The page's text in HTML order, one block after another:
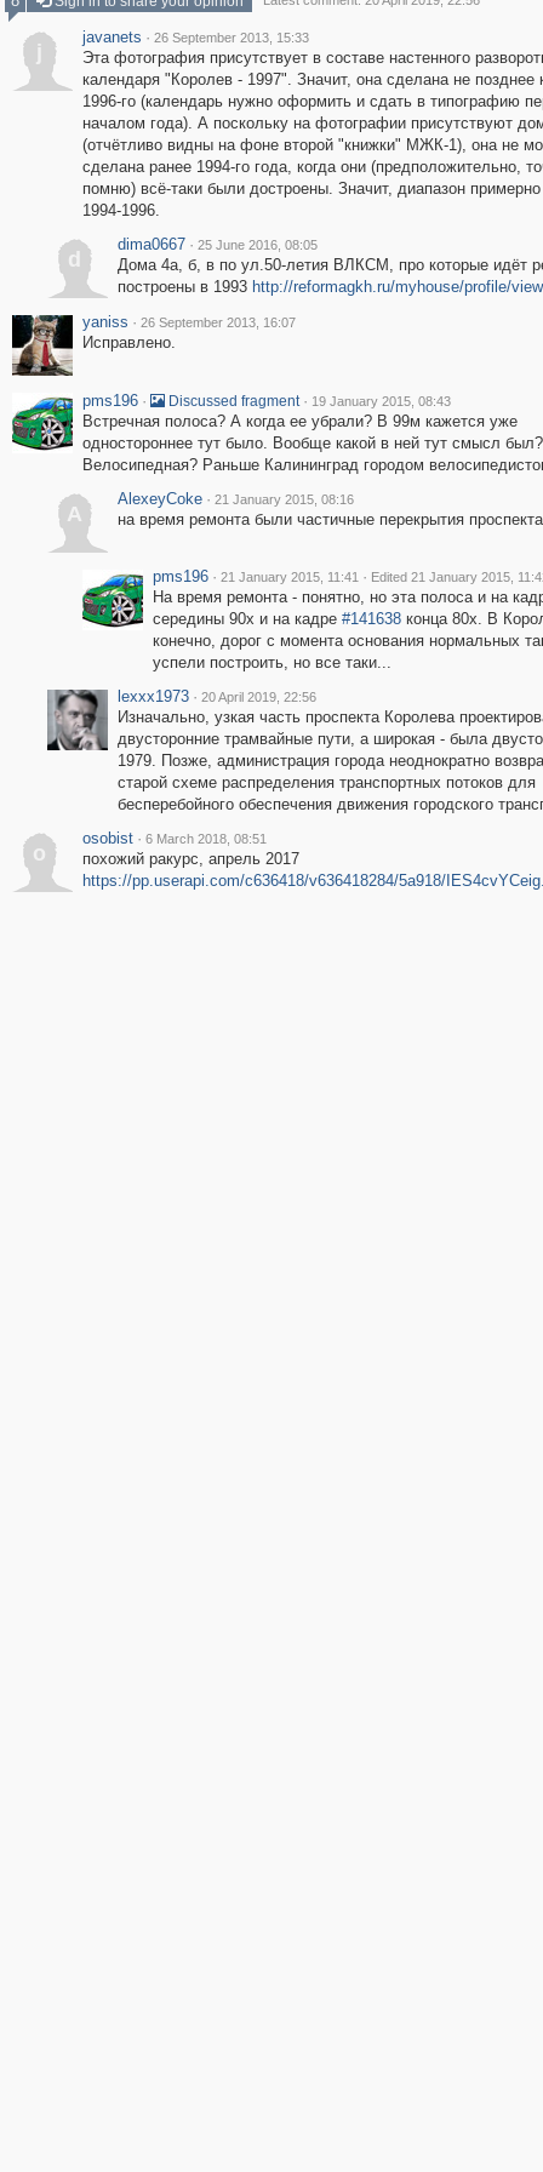
j
javanets · 26 September 2013, 15:33
Эта фотография присутствует в составе настенного
календаря "Королев - 1997". Значит, она сделана не позднее
1996-го (календарь нужно оформить и сдать в типографию
началом года). А поскольку на фотографии присутствуют
(отчётливо видны на фоне второй "книжки" МЖК-1), она не
сделана ранее 1994-го года, когда они (предположительно,
помню) всё-таки были достроены. Значит, диапазон примерно
1994-1996.
d
dima0667 · 25 June 2016, 08:05
Дома 4а, б, в по ул.50-летия ВЛКСМ, про которые идёт
построены в 1993 http://reformagkh.ru/myhouse/profile/
yaniss · 26 September 2013, 16:07
Исправлено.
pms196 · Discussed fragment · 19 January 2015, 08:43
Встречная полоса? А когда ее убрали? В 99м кажется уже
одностороннее тут было. Вообще какой в ней тут смысл был?
Велосипедная? Раньше Калининград городом
A
AlexeyCoke · 21 January 2015, 08:16
на время ремонта были частичные перекрытия проспекта
pms196 · 21 January 2015, 11:41 · Edited 21 January 2015,
На время ремонта - понятно, но эта полоса и на
середины 90х и на кадре #141638конца 80х. В
конечно, дорог с момента основания нормальных
успели построить, но все таки...
lexxx1973 · 20 April 2019, 22:56
Изначально, узкая часть проспекта Королева
двусторонние трамвайные пути, а широкая - была
1979. Позже, администрация города неоднократно
старой схеме распределения транспортных потоков для
бесперебойного обеспечения движения городского
o
osobist · 6 March 2018, 08:51
похожий ракурс, апрель 2017
https://pp.userapi.com/c636418/v636418284/5a918/